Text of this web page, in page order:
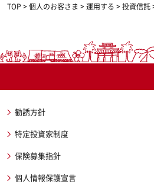
TOP >個人のお客さま >運用する >投資信託
勧誘方針
特定投資家制度
保険募集指針
個人情報保護宣言